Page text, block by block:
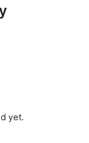
yet.